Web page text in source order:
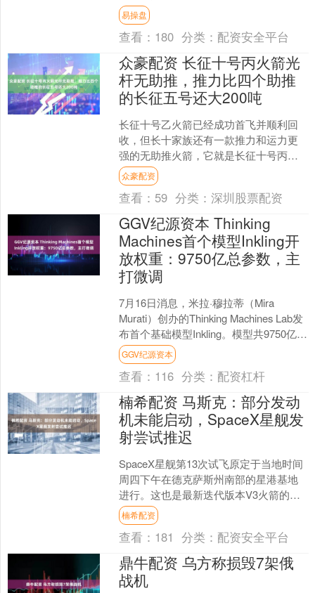
提供精心的呵护与支持。 \n 万宝龙智能
腕表系列SUMM....
易操盘
查看： 180 分类： 配资安全平台
众豪配资 长征十号丙火箭光
杆无助推，推力比四个助推
的长征五号还大200吨
长征十号乙火箭已经成功首飞并顺利回
收，但长十家族还有一款推力和运力更
强的无助推火箭，它就是长征十号丙。
长征十号丙火箭立项于今年3月份，也就
是说它立项才4个来月....
众豪配资
查看： 59 分类：深圳股票配资
GGV纪源资本 Thinking
Machines首个模型Inkling开
放权重：9750亿总参数，主
打微调
7月16日消息，米拉·穆拉蒂（Mira
Murati）创办的Thinking Machines Lab发
布首个基础模型Inkling。模型共9750亿参
数，单次....
GGV纪源资本
查看： 116 分类： 配资杠杆
楠希配资 马斯克：部分发动
机未能启动，SpaceX星舰发
射尝试推迟
SpaceX星舰第13次试飞原定于当地时间
周四下午在德克萨斯州南部的星港基地
进行。这也是最新迭代版本V3火箭的第
二次飞行，其将搭载20颗星链V3卫星执
行测试任务....
楠希配资
查看： 181 分类： 配资安全平台
鼎牛配资 乌方称损毁7架俄
战机